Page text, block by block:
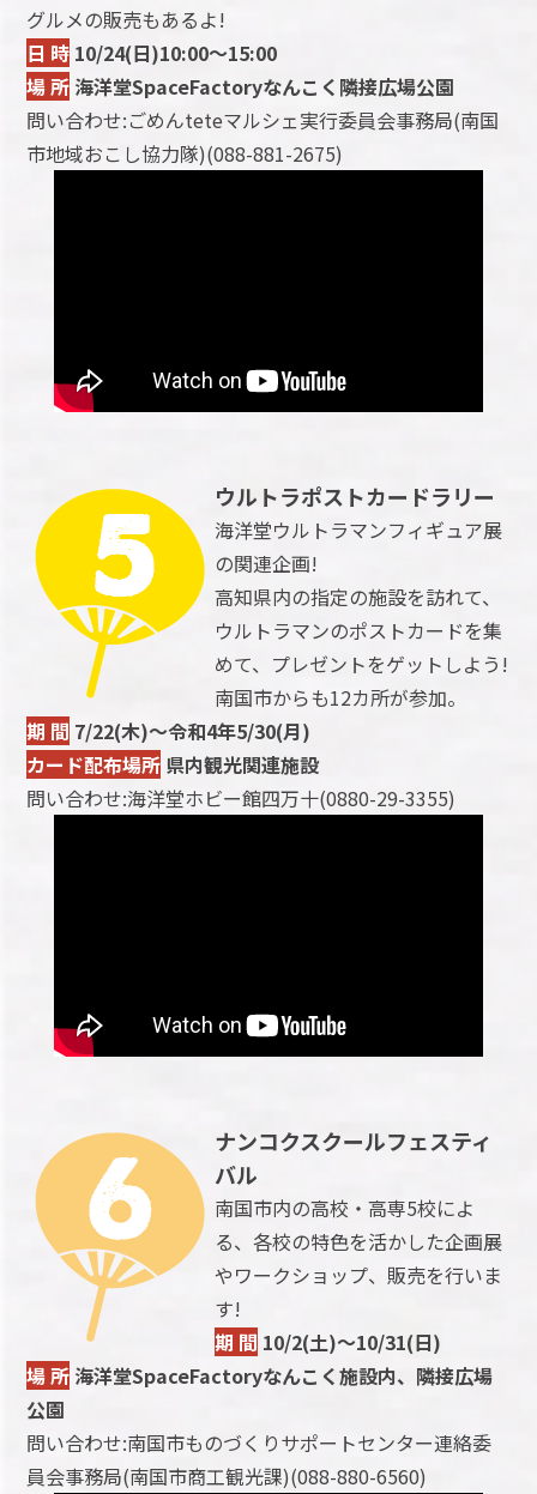
グルメの販売もあるよ!
日 時 10/24(日)10:00～15:00
場 所 海洋堂SpaceFactoryなんこく隣接広場公園
問い合わせ:ごめんteteマルシェ実行委員会事務局(南国
市地域おこし協力隊)(088-881-2675)
ウルトラポストカードラリー
海洋堂ウルトラマンフィギュア展
の関連企画!
高知県内の指定の施設を訪れて、
ウルトラマンのポストカードを集
めて、プレゼントをゲットしよう!
南国市からも12カ所が参加。
期 間 7/22(木)～令和4年5/30(月)
カード配布場所 県内観光関連施設
問い合わせ:海洋堂ホビー館四万十(0880-29-3355)
ナンコクスクールフェスティ
バル
南国市内の高校・高専5校によ
る、各校の特色を活かした企画展
やワークショップ、販売を行いま
す!
期 間 10/2(土)～10/31(日)
場 所 海洋堂SpaceFactoryなんこく施設内、隣接広場
公園
問い合わせ:南国市ものづくりサポートセンター連絡委
員会事務局(南国市商工観光課)(088-880-6560)